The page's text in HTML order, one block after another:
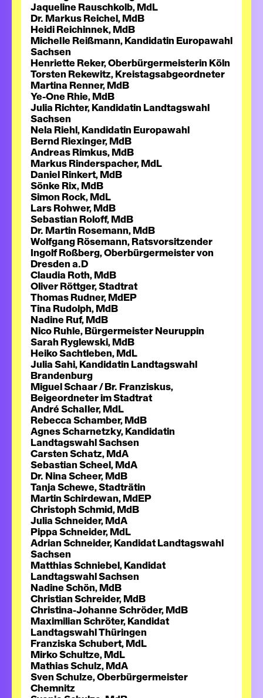
Jaqueline Rauschkolb, MdL
Dr. Markus Reichel, MdB
Heidi Reichinnek, MdB
Michelle Reißmann, Kandidatin Europawahl
Sachsen
Henriette Reker, Oberbürgermeisterin Köln
Torsten Rekewitz, Kreistagsabgeordneter
Martina Renner, MdB
Ye-One Rhie, MdB
Julia Richter, Kandidatin Landtagswahl
Sachsen
Nela Riehl, Kandidatin Europawahl
Bernd Riexinger, MdB
Andreas Rimkus, MdB
Markus Rinderspacher, MdL
Daniel Rinkert, MdB
Sönke Rix, MdB
Simon Rock, MdL
Lars Rohwer, MdB
Sebastian Roloff, MdB
Dr. Martin Rosemann, MdB
Wolfgang Rösemann, Ratsvorsitzender
Ingolf Roßberg, Oberbürgermeister von
Dresden a.D
Claudia Roth, MdB
Oliver Röttger, Stadtrat
Thomas Rudner, MdEP
Tina Rudolph, MdB
Nadine Ruf, MdB
Nico Ruhle, Bürgermeister Neuruppin
Sarah Ryglewski, MdB
Heiko Sachtleben, MdL
Julia Sahi, Kandidatin Landtagswahl
Brandenburg
Miguel Schaar / Br. Franziskus,
Beigeordneter im Stadtrat
André Schaller, MdL
Rebecca Schamber, MdB
Agnes Scharnetzky, Kandidatin
Landtagswahl Sachsen
Carsten Schatz, MdA
Sebastian Scheel, MdA
Dr. Nina Scheer, MdB
Tanja Schewe, Stadträtin
Martin Schirdewan, MdEP
Christoph Schmid, MdB
Julia Schneider, MdA
Pippa Schneider, MdL
Adrian Schneider, Kandidat Landtagswahl
Sachsen
Matthias Schniebel, Kandidat
Landtagswahl Sachsen
Nadine Schön, MdB
Christian Schreider, MdB
Christina-Johanne Schröder, MdB
Maximilian Schröter, Kandidat
Landtagswahl Thüringen
Franziska Schubert, MdL
Mirko Schultze, MdL
Mathias Schulz, MdA
Sven Schulze, Oberbürgermeister
Chemnitz